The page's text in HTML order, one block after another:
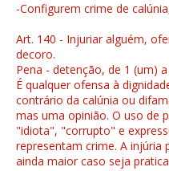
-Configurem crime de
Art. 140 - Injuriar alguém,
decoro.
Pena - detenção, de 1 (um)
É qualquer ofensa à
contrário da calúnia ou
mas uma opinião. O uso de
"idiota", "corrupto" e
representam crime. A injúria
ainda maior caso seja